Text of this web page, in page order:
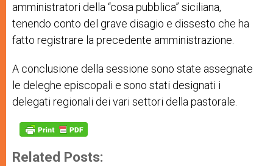
amministratori della “cosa pubblica” siciliana,
tenendo conto del grave disagio e dissesto che ha
fatto registrare la precedente amministrazione.
A conclusione della sessione sono state assegnate
le deleghe episcopali e sono stati designati i
delegati regionali dei vari settori della pastorale.
Related Posts: